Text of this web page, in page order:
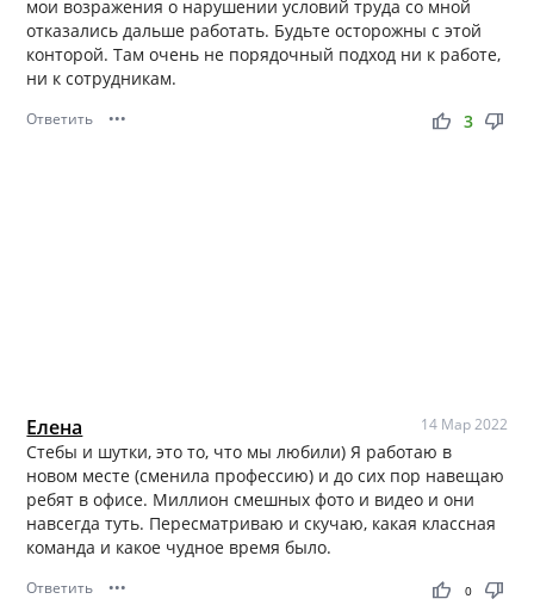
мои возражения о нарушении условий труда со мной
отказались дальше работать. Будьте осторожны с этой
конторой. Там очень не порядочный подход ни к работе,
ни к сотрудникам.
Ответить ••• thumb_up thumb_down
3
Елена 14 Мар 2022
Стебы и шутки, это то, что мы любили) Я работаю в
новом месте (сменила профессию) и до сих пор навещаю
ребят в офисе. Миллион смешных фото и видео и они
навсегда туть. Пересматриваю и скучаю, какая классная
команда и какое чудное время было.
Ответить ••• thumb_up thumb_down
0